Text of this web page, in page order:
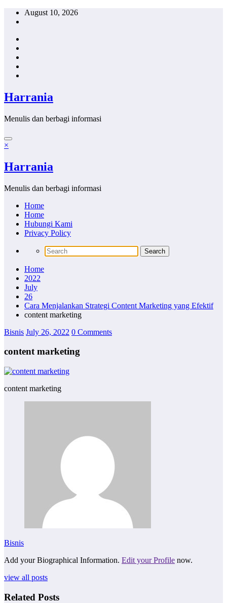
Skip
August 10, 2026
Harrania
Menulis dan berbagi informasi
×
Harrania
Menulis dan berbagi informasi
Home
Home
Hubungi Kami
Privacy Policy
Home
2022
July
26
Cara Menjalankan Strategi Content Marketing yang Efektif
content marketing
Bisnis July 26, 2022 0 Comments
content marketing
content marketing
Bisnis
Add your Biographical Information. Edit your Profile now.
view all posts
Related Posts